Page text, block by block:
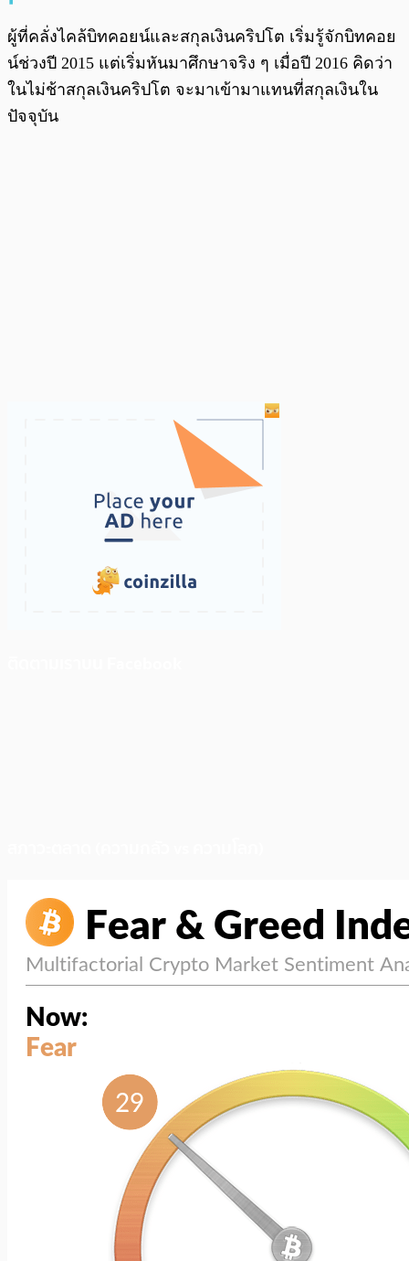
ผู้ที่คลั่งไคล้บิทคอยน์และสกุลเงินคริปโต เริ่มรู้จักบิทคอย
น์ช่วงปี 2015 แต่เริ่มหันมาศึกษาจริง ๆ เมื่อปี 2016 คิดว่า
ในไม่ช้าสกุลเงินคริปโต จะมาเข้ามาแทนที่สกุลเงินใน
ปัจจุบัน